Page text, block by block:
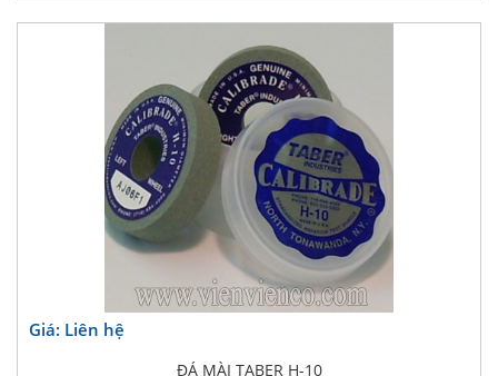
Giá: Liên hệ
ĐÁ MÀI TABER H-10